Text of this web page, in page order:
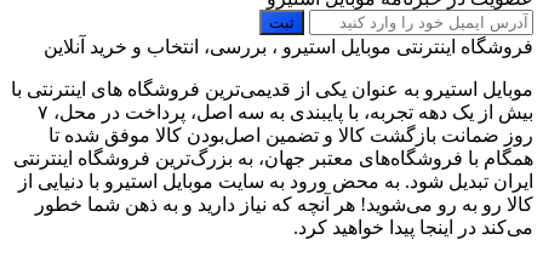
ثبت
فروشگاه اینترنتی موبایل استیرو ، بررسی، انتخاب و خرید آنلاین
موبایل استیرو به عنوان یکی از قدیمی‌ترین فروشگاه های اینترنتی با
بیش از یک دهه تجربه، با پایبندی به سه اصل، پرداخت در محل، ۷
روز ضمانت بازگشت کالا و تضمین اصل‌بودن کالا موفق شده تا
همگام با فروشگاه‌های معتبر جهان، به بزرگ‌ترین فروشگاه اینترنتی
ایران تبدیل شود. به محض ورود به سایت موبایل استیرو با دنیایی از
کالا رو به رو می‌شوید! هر آنچه که نیاز دارید و به ذهن شما خطور
می‌کند در اینجا پیدا خواهید کرد.